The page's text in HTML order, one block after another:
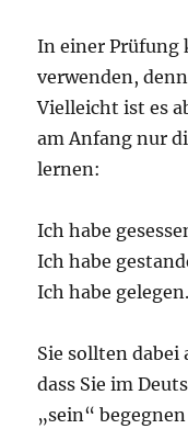
In einer Prüfung
verwenden,
Vielleicht ist es
am Anfang nur
lernen:
Ich habe
Ich habe
Ich habe gelegen.
Sie sollten dabei
dass Sie im
„sein“